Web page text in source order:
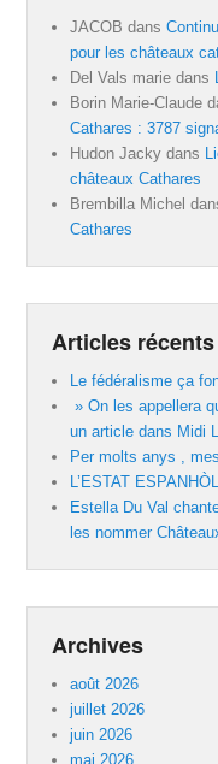
JACOB dans
pour les châteaux
Del Vals marie dans
Borin Marie-Claude
Cathares : 3787
Hudon Jacky dans
châteaux Cathares
Brembilla Michel
Cathares
Articles récents
Le fédéralisme ça
» On les appellera
un article dans Midi
Per molts anys ,
L’ESTAT
Estella Du Val
les nommer
Archives
août 2026
juillet 2026
juin 2026
mai 2026